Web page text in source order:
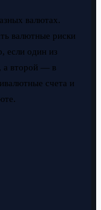
валютах.
валютные риски
если один из
а второй — в
счета и